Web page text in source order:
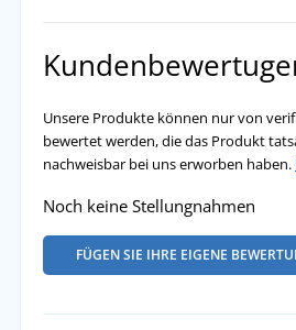
Unsere Produkte können nur von
bewertet werden, die das Produkt
nachweisbar bei uns erworben haben.
Noch keine Stellungnahmen
FÜGEN SIE IHRE EIGENE